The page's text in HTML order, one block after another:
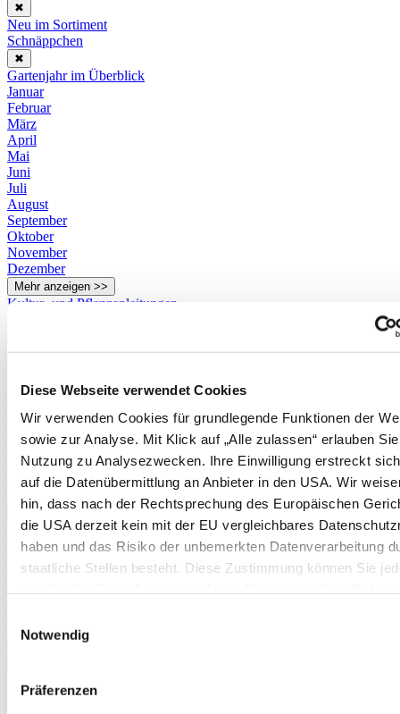
Diese Webseite verwendet Cookies
Wir verwenden Cookies für grundlegende Funktionen der
sowie zur Analyse. Mit Klick auf „Alle zulassen“ erlauben
Nutzung zu Analysezwecken. Ihre Einwilligung erstreckt
auf die Datenübermittlung an Anbieter in den USA. Wir
hin, dass nach der Rechtsprechung des Europäischen
die USA derzeit kein mit der EU vergleichbares
haben und das Risiko der unbemerkten Datenverarbeitung
staatliche Stellen besteht. Diese Zustimmung können Sie
Informationen zu Cookies finden Sie in
Notwendig
Präferenzen
✖
Neu im Sortiment
Schnäppchen
✖
Gartenjahr im Überblick
Januar
Februar
März
April
Mai
Juni
Juli
August
September
Oktober
November
Dezember
Mehr anzeigen >>
Kultur- und Pflanzanleitungen
Schneiden von Weinreben
Rhabarber
Erdnüsse
Spargel (aus Pflänzchen)
Stachelbeeren
Kartoffeln
Pflanzanleitung und Befruchtertabelle für Apfelbäume
Pflanzanleitung und Befruchtertabelle für Birnbäume
Pflanzkartoffeltabelle
Mehr anzeigen >>
Pflanzkartoffeltabelle
Boden & Düngung
Düngertabelle
Mulchen im Garten
Terra Preta
Mehr anzeigen >>
Zurück